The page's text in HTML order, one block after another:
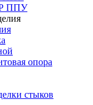
ППУ
опора
стыков